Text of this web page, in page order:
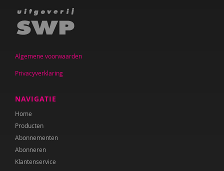
Algemene voorwaarden
Privacyverklaring
NAVIGATIE
Home
Producten
Abonnementen
Abonneren
Klantenservice